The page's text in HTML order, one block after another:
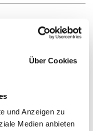
Über Cookies
und Anzeigen zu
Medien anbieten
(100 )